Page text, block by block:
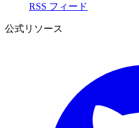
RSS フィード
公式リソース